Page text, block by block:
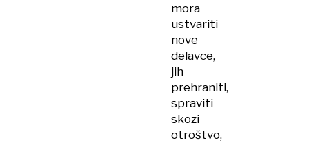
mora
ustvariti
nove
delavce,
jih
prehraniti,
spraviti
skozi
otroštvo,